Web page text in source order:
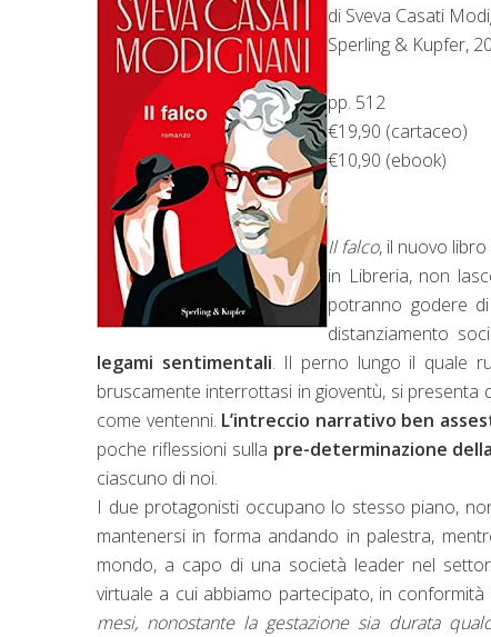
di Sveva Casati
Sperling & Kupfer,
pp. 512
€19,90 (cartaceo)
€10,90 (ebook)
Il falco, il nuovo
in Libreria, non
potranno godere
distanziamento
legami sentimentali. Il perno lungo il quale
bruscamente interrottasi in gioventù, si presenta
come ventenni. L’intreccio narrativo ben
poche riflessioni sulla pre-determinazione
ciascuno di noi.
I due protagonisti occupano lo stesso piano,
mantenersi in forma andando in palestra,
mondo, a capo di una società leader nel
virtuale a cui abbiamo partecipato, in conformità
mesi, nonostante la gestazione sia durata